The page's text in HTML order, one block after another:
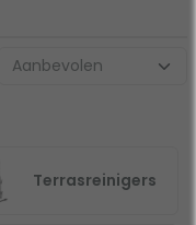
Terrasreinigers